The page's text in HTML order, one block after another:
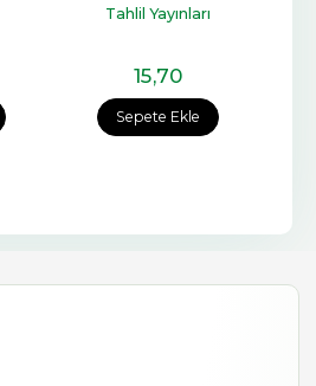
Sepete Ekle
Tahlil Yayınları
15,70